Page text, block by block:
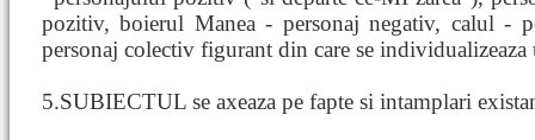
pozitiv, boierul Manea - personaj negativ, calul -
personaj colectiv figurant din care se
5.SUBIECTUL se axeaza pe fapte si intamplari